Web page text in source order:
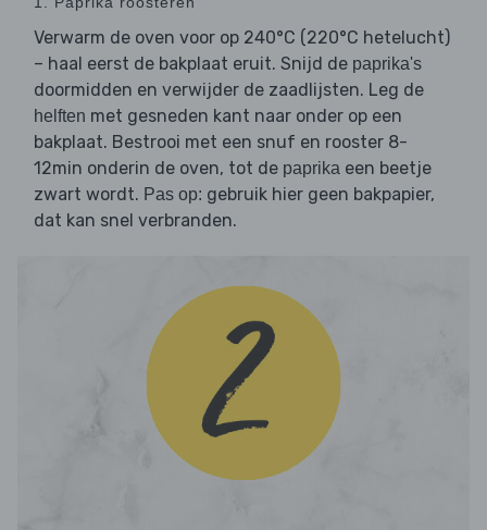
Verwarm de oven voor op 240°C (220°C hetelucht)
– haal eerst de bakplaat eruit. Snijd de paprika's
doormidden en verwijder de zaadlijsten. Leg de
helften met gesneden kant naar onder op een
bakplaat. Bestrooi met een snuf en rooster 8-
12min onderin de oven, tot de paprika een beetje
zwart wordt. Pas op: gebruik hier geen bakpapier,
dat kan snel verbranden.